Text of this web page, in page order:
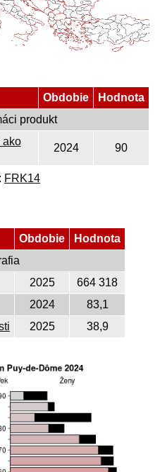
Obdobie
Hodnota
produkt
ako
2024 90
FRK14
Obdobie
Hodnota
2025
664 318
2024
83,1
2025 38,9